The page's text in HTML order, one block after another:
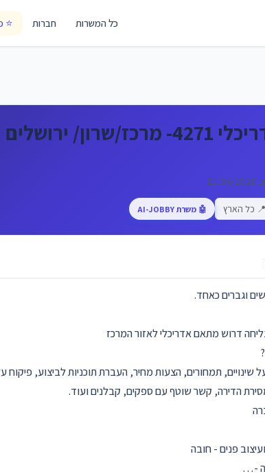
כל המשרות חברות ⭐
ירושלים
📍 כל הארץ 🤖 משרת AI-JOBBY
וגברים כאחד.
דרוש מתאם אדריכלי לאזור המרכז
שינויים, תמחורים, הצעות מחיר, העברת תוכניות לביצוע, פיקוח
הדירה, קשר שוטף עם ספקים, קבלנים ועוד.
פנים - חובה
-…